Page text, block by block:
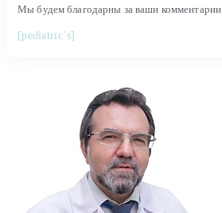
Мы будем благодарны за ваши комментарии.
[pediatric`s]